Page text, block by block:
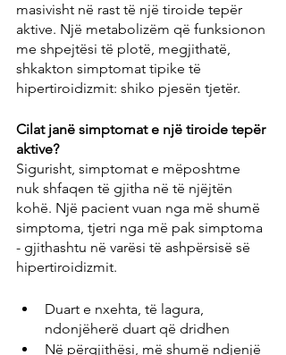
masivisht në rast të një tiroide tepër
aktive. Një metabolizëm që funksionon
me shpejtësi të plotë, megjithatë,
shkakton simptomat tipike të
hipertiroidizmit: shiko pjesën tjetër.
Cilat janë simptomat e një tiroide tepër
aktive?
Sigurisht, simptomat e mëposhtme
nuk shfaqen të gjitha në të njëjtën
kohë. Një pacient vuan nga më shumë
simptoma, tjetri nga më pak simptoma
- gjithashtu në varësi të ashpërsisë së
hipertiroidizmit.
Duart e nxehta, të lagura,
ndonjëherë duart që dridhen
Në përgjithësi, më shumë ndjenjë